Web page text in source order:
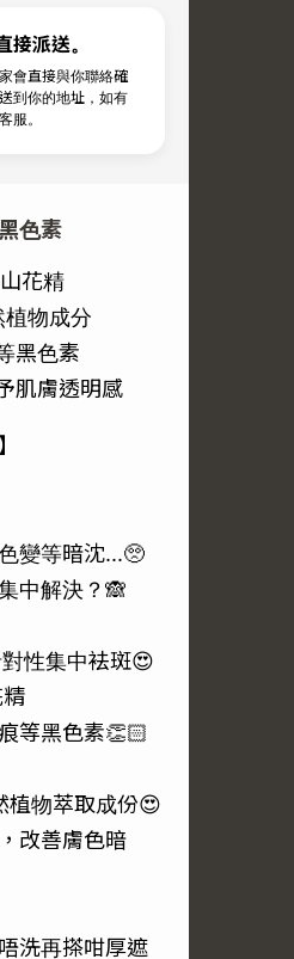
接派送。
會直接與你聯絡確
到你的地址，如有
服。
色素
花精
物成分
黑色素
肌膚透明感
變等暗沈...🥺
中解決？🙈
性集中袪斑😍
等黑色素👏🏻
植物萃取成份😍
改善膚色暗
洗再搽咁厚遮